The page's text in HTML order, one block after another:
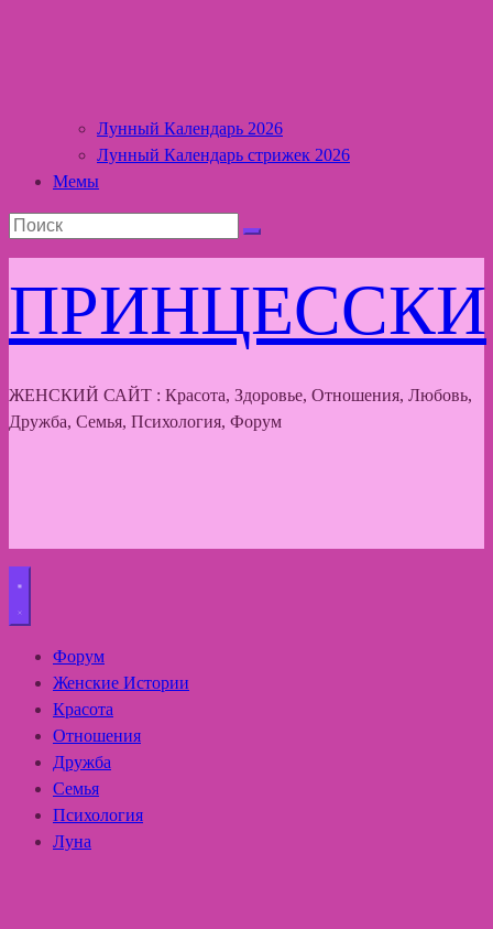
Лунный Календарь 2026
Лунный Календарь стрижек 2026
Мемы
ПРИНЦЕССКИ
ЖЕНСКИЙ САЙТ : Красота, Здоровье, Отношения, Любовь,
Дружба, Семья, Психология, Форум
Форум
Женские Истории
Красота
Отношения
Дружба
Семья
Психология
Луна